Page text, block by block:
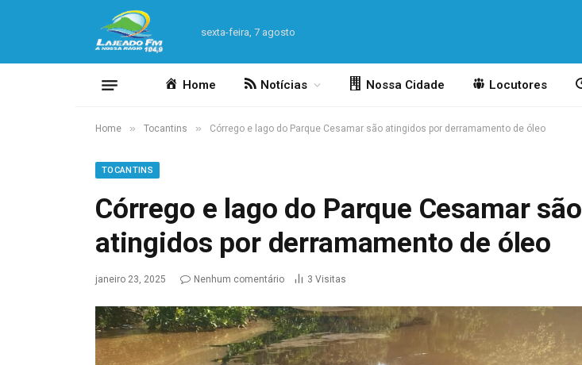
sexta-feira, 7 agosto
Home Notícias Nossa Cidade Locutores
Home » Tocantins » Córrego e lago do Parque Cesamar são atingidos por derramamento de óleo
TOCANTINS
Córrego e lago do Parque Cesamar são
atingidos por derramamento de óleo
janeiro 23, 2025 Nenhum comentário 3 Visitas